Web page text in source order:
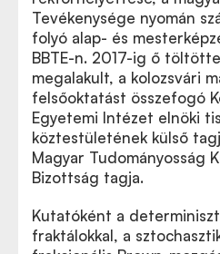
Tevékenysége nyomán
folyó alap- és
BBTE-n. 2017-ig ő
megalakult, a kolozsvári
felsőoktatást összefogó
Egyetemi Intézet elnöki
köztestületének külső
Magyar Tudományosság
Bizottság tagja.
Kutatóként a
fraktálokkal, a